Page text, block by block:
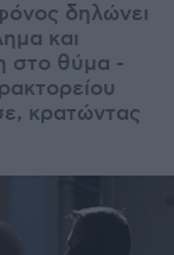
δηλώνει
και
στο θύμα -
κρατώντας